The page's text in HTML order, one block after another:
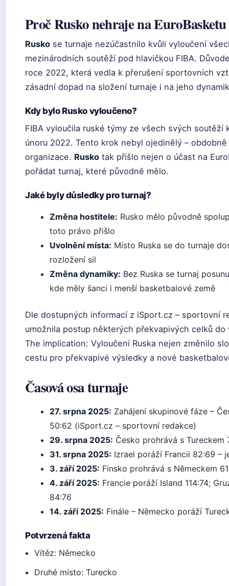
Proč Rusko nehraje na EuroBasketu
Rusko se turnaje nezúčastnilo kvůli vyloučení
mezinárodních soutěží pod hlavičkou FIBA.
roce 2022, která vedla k přerušení sportovních
zásadní dopad na složení turnaje i na jeho
Kdy bylo Rusko vyloučeno?
FIBA vyloučila ruské týmy ze všech svých soutěží
únoru 2022. Tento krok nebyl ojedinělý –
organizace. Rusko tak přišlo nejen o účast na
pořádat turnaj, které původně mělo.
Jaké byly důsledky pro turnaj?
Změna hostitele: Rusko mělo původně
toto právo přišlo
Uvolnění místa: Místo Ruska se do turnaje
rozložení sil
Změna dynamiky: Bez Ruska se turnaj
kde měly šanci i menší basketbalové země
Dle dostupných informací z iSport.cz – sportovní
umožnila postup některých překvapivých celků do
The implication: Vyloučení Ruska nejen změnilo
cestu pro překvapivé výsledky a nové
Časová osa turnaje
27. srpna 2025: Zahájení skupinové fáze –
50:62 (iSport.cz – sportovní redakce)
29. srpna 2025: Česko prohrává s Tureckem
31. srpna 2025: Izrael poráží Francii 82:69 –
3. září 2025: Finsko prohrává s Německem
4. září 2025: Francie poráží Island 114:74;
84:76
14. září 2025: Finále – Německo poráží
Potvrzená fakta
Vítěz: Německo
Druhé místo: Turecko